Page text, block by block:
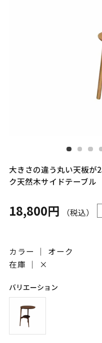
大きさの違う丸い天板が
ク天然木サイドテーブル
18,800円 （税込）
カラー ｜ オーク
在庫 ｜
×
バリエーション